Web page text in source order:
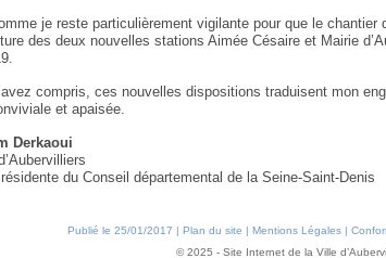
je reste particulièrement vigilante pour que le chantier
des deux nouvelles stations Aimée Césaire et Mairie
compris, ces nouvelles dispositions traduisent mon
et apaisée.
Derkaoui
du Conseil départemental de la Seine-Saint-Denis
Publié le 25/01/2017 | Plan du site | Mentions Légales|
© 2025 - Site Internet de la Ville